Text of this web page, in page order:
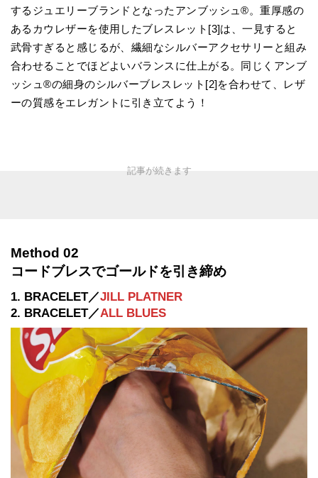
するジュエリーブランドとなったアンブッシュ®。重厚感の
あるカウレザーを使用したブレスレット[3]は、一見すると
武骨すぎると感じるが、繊細なシルバーアクセサリーと組み
合わせることでほどよいバランスに仕上がる。同じくアンブ
ッシュ®の細身のシルバーブレスレット[2]を合わせて、レザ
ーの質感をエレガントに引き立てよう！
Method 02
コードブレスでゴールドを引き締め
1. BRACELET／JILL PLATNER
2. BRACELET／ALL BLUES